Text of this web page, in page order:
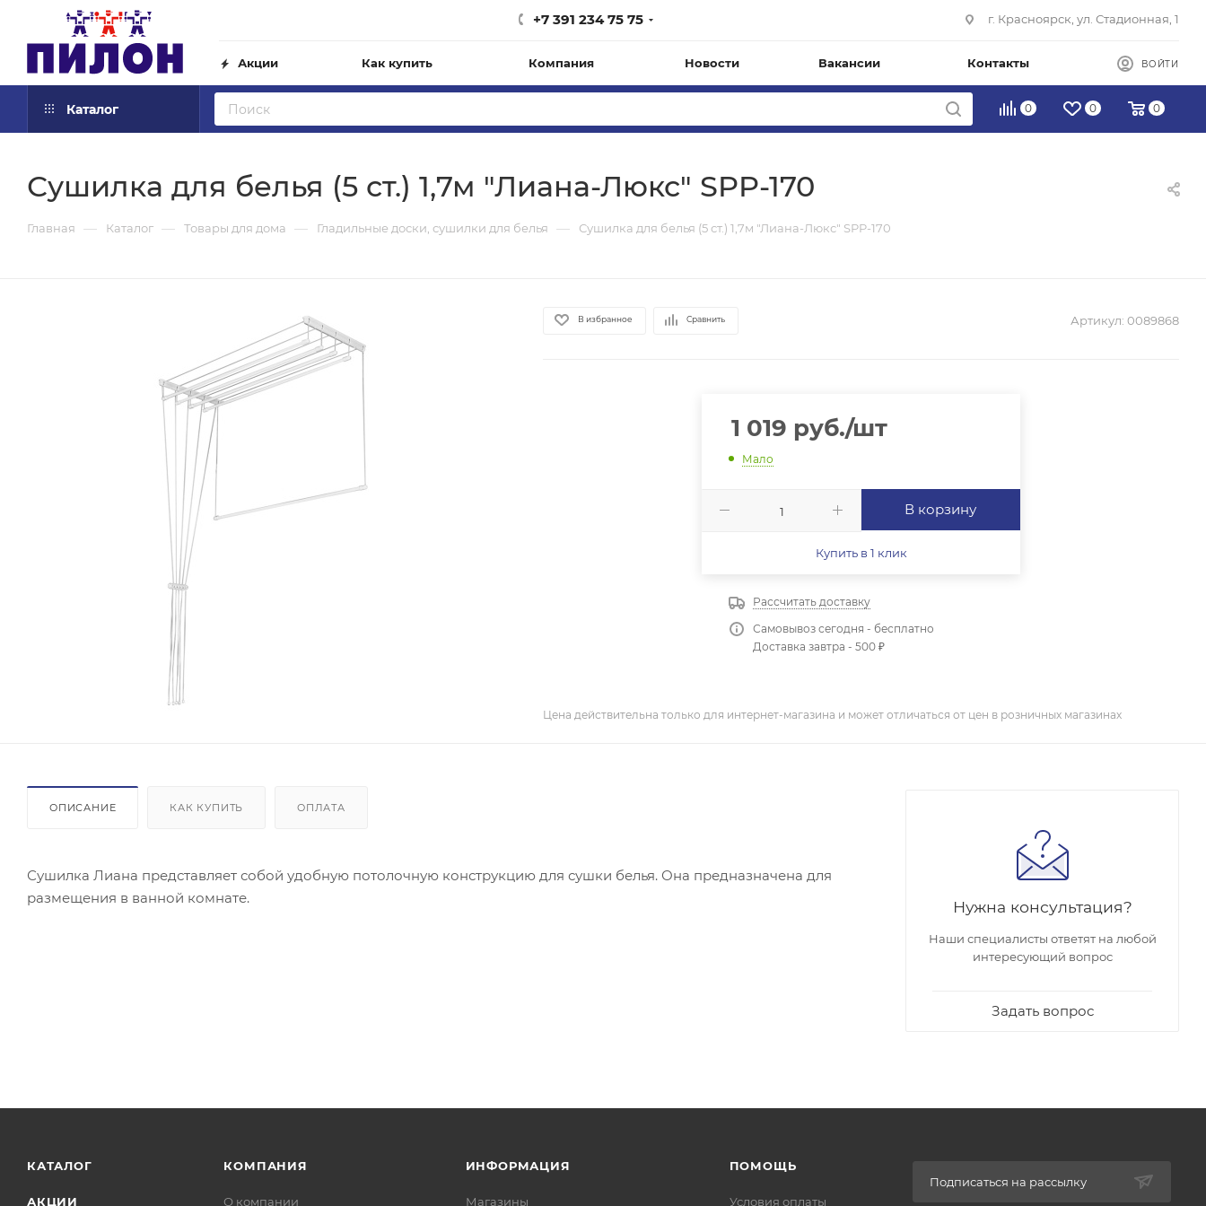
+7 391 234 75 75 г. Красноярск, ул. Стадионная, 1
Акции Как купить Компания Новости Вакансии Контакты ВОЙТИ
Каталог 0 0 0
Сушилка для белья (5 ст.) 1,7м "Лиана-Люкс" SPP-170
Главная — Каталог — Товары для дома — Гладильные доски, сушилки для белья — Сушилка для белья (5 ст.) 1,7м "Лиана-Люкс" SPP-170
В избранное Сравнить Артикул: 0089868
1 019 руб./шт
Мало
В корзину
Купить в 1 клик
Рассчитать доставку
Самовывоз сегодня - бесплатно
Доставка завтра - 500 ₽
Цена действительна только для интернет-магазина и может отличаться от цен в розничных магазинах
ОПИСАНИЕ КАК КУПИТЬ ОПЛАТА
Сушилка Лиана представляет собой удобную потолочную конструкцию для сушки белья. Она предназначена для
размещения в ванной комнате.
Нужна консультация?
Наши специалисты ответят на любой
интересующий вопрос
Задать вопрос
КАТАЛОГ
АКЦИИ
КОМПАНИЯ
О компании
ИНФОРМАЦИЯ
Магазины
ПОМОЩЬ
Условия оплаты
Подписаться на рассылку